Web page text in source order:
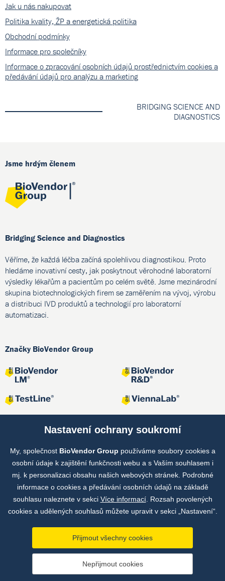
Jak u nás nakupovat
Politika kvality, ŽP a energetická politika
Obchodní podmínky
Informace pro společníky
Informace o zpracování osobních údajů prostřednictvím cookies a
předávání údajů pro analýzu a marketing
BRIDGING SCIENCE AND
DIAGNOSTICS
Jsme hrdým členem
Bridging Science and Diagnostics
Věříme, že každá léčba začíná spolehlivou diagnostikou. Proto
hledáme inovativní cesty, jak poskytnout věrohodné laboratorní
výsledky lékařům a pacientům po celém světě. Jsme mezinárodní
skupina biotechnologických firem se zaměřením na vývoj, výrobu
a distribuci IVD produktů a technologií pro laboratorní
automatizaci.
Značky BioVendor Group
Společné projekty
Copyright © by BioVendor Group 2026
Nastavení ochrany soukromí
My, společnost BioVendor Group používáme soubory cookies a
osobní údaje k zajištění funkčnosti webu a s Vaším souhlasem i
mj. k personalizaci obsahu našich webových stránek. Podrobné
informace o cookies a předávání osobních údajů na základě
souhlasu naleznete v sekci Více informací. Rozsah povolených
cookies a udělených souhlasů můžete upravit v sekci „Nastavení“.
Přijmout všechny cookies
Nepřijmout cookies